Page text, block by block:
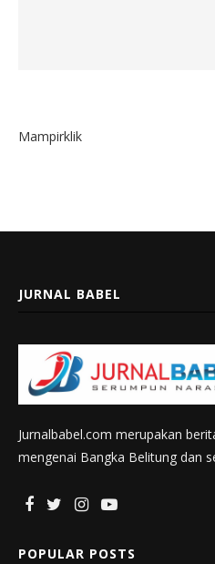
Mampirklik
JURNAL BABEL
Jurnalbabel.com merupakan
mengenai Bangka Belitung dan
POPULAR POSTS